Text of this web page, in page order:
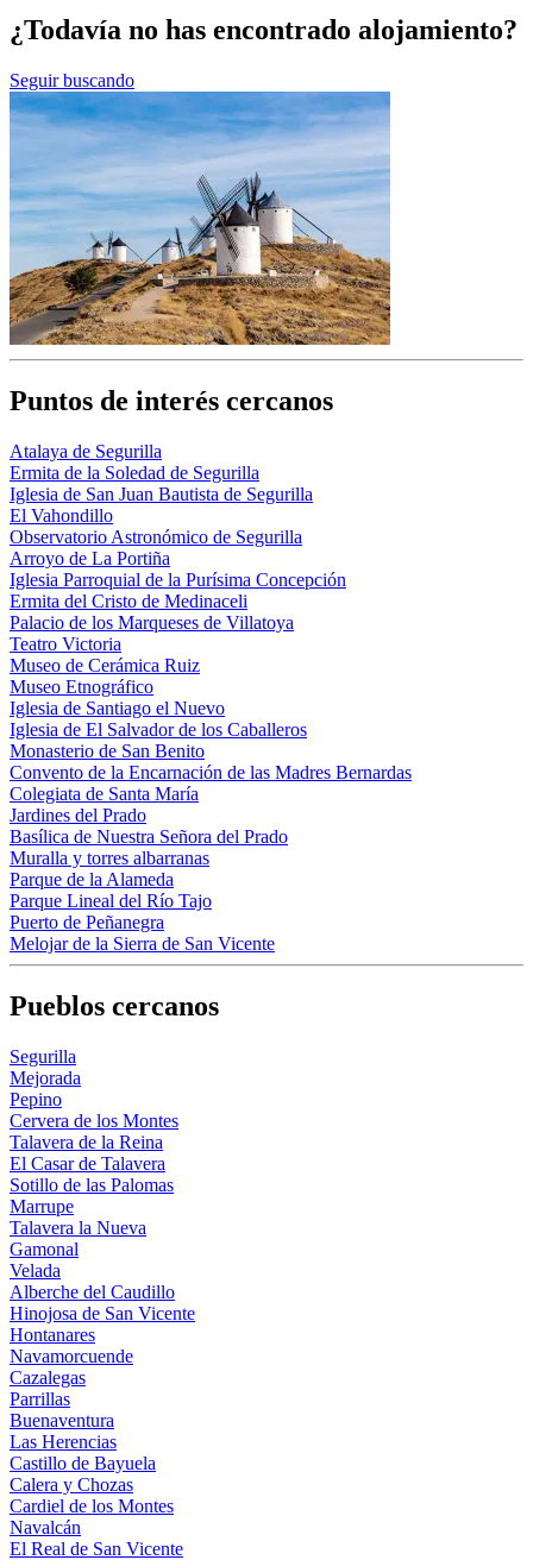
¿Todavía no has encontrado alojamiento?
Seguir buscando
Puntos de interés cercanos
Atalaya de Segurilla
Ermita de la Soledad de Segurilla
Iglesia de San Juan Bautista de Segurilla
El Vahondillo
Observatorio Astronómico de Segurilla
Arroyo de La Portiña
Iglesia Parroquial de la Purísima Concepción
Ermita del Cristo de Medinaceli
Palacio de los Marqueses de Villatoya
Teatro Victoria
Museo de Cerámica Ruiz
Museo Etnográfico
Iglesia de Santiago el Nuevo
Iglesia de El Salvador de los Caballeros
Monasterio de San Benito
Convento de la Encarnación de las Madres Bernardas
Colegiata de Santa María
Jardines del Prado
Basílica de Nuestra Señora del Prado
Muralla y torres albarranas
Parque de la Alameda
Parque Lineal del Río Tajo
Puerto de Peñanegra
Melojar de la Sierra de San Vicente
Pueblos cercanos
Segurilla
Mejorada
Pepino
Cervera de los Montes
Talavera de la Reina
El Casar de Talavera
Sotillo de las Palomas
Marrupe
Talavera la Nueva
Gamonal
Velada
Alberche del Caudillo
Hinojosa de San Vicente
Hontanares
Navamorcuende
Cazalegas
Parrillas
Buenaventura
Las Herencias
Castillo de Bayuela
Calera y Chozas
Cardiel de los Montes
Navalcán
El Real de San Vicente